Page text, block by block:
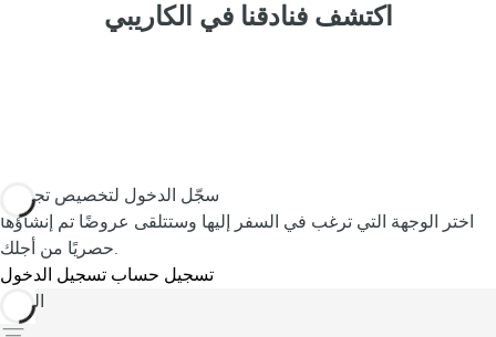
اكتشف فنادقنا في الكاريبي
سجّل الدخول لتخصيص تجربتك
حصريًا من أجلك.
تسجيل الدخول تسجيل حساب
العودة